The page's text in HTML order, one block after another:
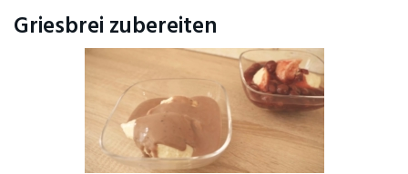
Griesbrei zubereiten